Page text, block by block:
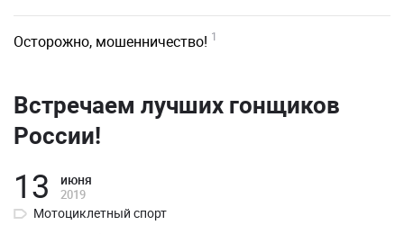
Осторожно, мошенничество! 1
Встречаем лучших гонщиков
России!
13 июня
2019
Мотоциклетный спорт